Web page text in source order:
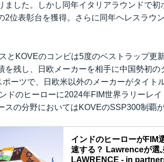
ました。しかし同年イタリアラウンドで
2位表彰台を獲得。さらに同年ヘレスラウ
とKOVEのコンビは5度のベストラップ更
を残し、日欧メーカーを相手に中国勢初の
ポーツで、日欧米以外のメーカーがタイト
ドのヒーローに2024年FIM世界ラリーレ
スの分野においてはKOVEのSSP300制覇
インドのヒーローがFIM
速する？ Lawrenceが選
LAWRENCE - in